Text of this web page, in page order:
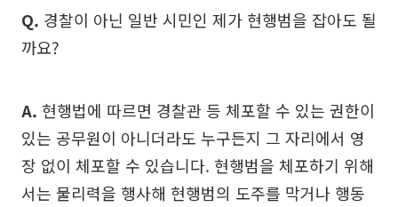
Q. 경찰이 아닌 일반 시민인 제가 현행범을 잡아도 될
까요?
A. 현행법에 따르면 경찰관 등 체포할 수 있는 권한이
있는 공무원이 아니더라도 누구든지 그 자리에서 영
장 없이 체포할 수 있습니다. 현행범을 체포하기 위해
서는 물리력을 행사해 현행범의 도주를 막거나 행동